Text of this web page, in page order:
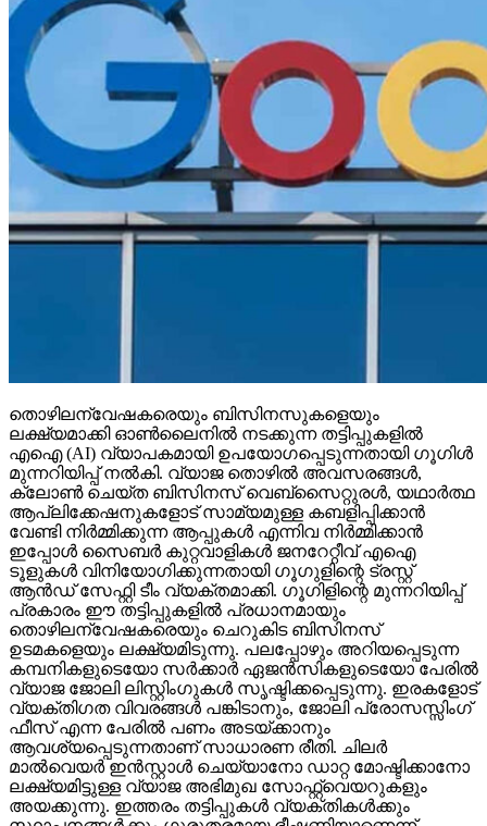
തൊഴിലന്വേഷകരെയും ബിസിനസുകളെയും
ലക്ഷ്യമാക്കി ഓണ്‍ലൈനില്‍ നടക്കുന്ന തട്ടിപ്പുകളില്‍
എഐ (AI) വ്യാപകമായി ഉപയോഗപ്പെടുന്നതായി ഗൂഗിള്‍
മുന്നറിയിപ്പ് നല്‍കി. വ്യാജ തൊഴില്‍ അവസരങ്ങള്‍,
ക്ലോണ്‍ ചെയ്ത ബിസിനസ് വെബ്‌സൈറ്റുരള്‍, യഥാര്‍ത്ഥ
ആപ്ലിക്കേഷനുകളോട് സാമ്യമുള്ള കബളിപ്പിക്കാന്‍
വേണ്ടി നിര്‍മ്മിക്കുന്ന ആപ്പുകള്‍ എന്നിവ നിര്‍മ്മിക്കാന്‍
ഇപ്പോള്‍ സൈബര്‍ കുറ്റവാളികള്‍ ജനറേറ്റീവ് എഐ
ടൂളുകള്‍ വിനിയോഗിക്കുന്നതായി ഗൂഗുളിന്റെ ട്രസ്റ്റ്
ആന്‍ഡ് സേഫ്റ്റി ടീം വ്യക്തമാക്കി. ഗൂഗിളിന്റെ മുന്നറിയിപ്പ്
പ്രകാരം ഈ തട്ടിപ്പുകളില്‍ പ്രധാനമായും
തൊഴിലന്വേഷകരെയും ചെറുകിട ബിസിനസ്
ഉടമകളെയും ലക്ഷ്യമിടുന്നു. പലപ്പോഴും അറിയപ്പെടുന്ന
കമ്പനികളുടെയോ സര്‍ക്കാര്‍ ഏജന്‍സികളുടെയോ പേരില്‍
വ്യാജ ജോലി ലിസ്റ്റിംഗുകള്‍ സൃഷ്ടിക്കപ്പെടുന്നു. ഇരകളോട്
വ്യക്തിഗത വിവരങ്ങള്‍ പങ്കിടാനും, ജോലി പ്രോസസ്സിംഗ്
ഫീസ് എന്ന പേരില്‍ പണം അടയ്ക്കാനും
ആവശ്യപ്പെടുന്നതാണ് സാധാരണ രീതി. ചിലര്‍
മാല്‍വെയര്‍ ഇന്‍സ്റ്റാള്‍ ചെയ്യാനോ ഡാറ്റ മോഷ്ടിക്കാനോ
ലക്ഷ്യമിട്ടുള്ള വ്യാജ അഭിമുഖ സോഫ്റ്റ്‌വെയറുകളും
അയക്കുന്നു. ഇത്തരം തട്ടിപ്പുകള്‍ വ്യക്തികള്‍ക്കും